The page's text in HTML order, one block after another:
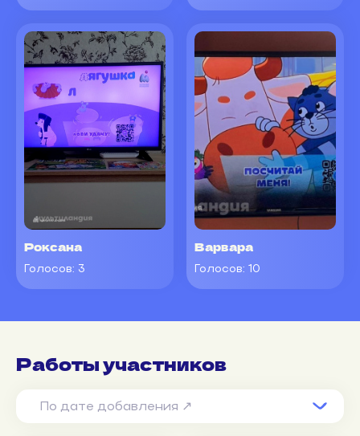
Роксана
Голосов: 3
Варвара
Голосов: 10
Работы участников
По дате добавления ↗